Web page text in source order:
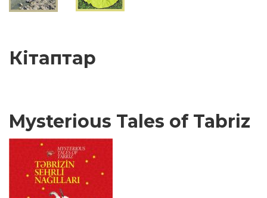
Кітаптар
Mysterious Tales of Tabriz